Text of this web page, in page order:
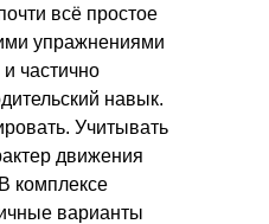
всё простое
упражнениями
частично
навык.
Учитывать
движения
комплексе
варианты